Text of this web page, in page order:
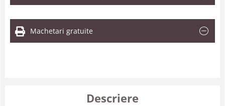
Machetari gratuite
Descriere